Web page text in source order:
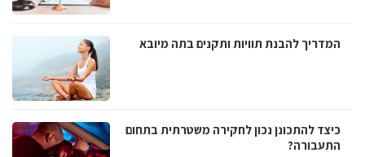
המדריך להבנת תוויות ותקנים בתה מיובא
כיצד להתכונן נכון לחקירה משטרתית בתחום
התעבורה?